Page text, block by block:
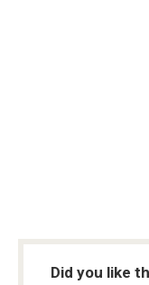
Did you like